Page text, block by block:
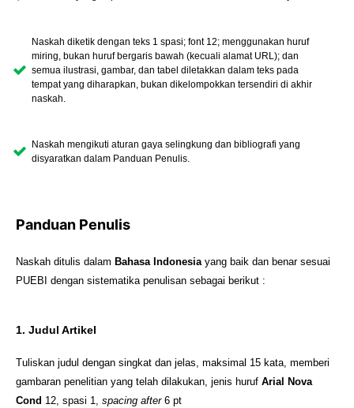
Naskah diketik dengan teks 1 spasi; font 12; menggunakan huruf
miring, bukan huruf bergaris bawah (kecuali alamat URL); dan
semua ilustrasi, gambar, dan tabel diletakkan dalam teks pada
tempat yang diharapkan, bukan dikelompokkan tersendiri di akhir
naskah.
Naskah mengikuti aturan gaya selingkung dan bibliografi yang
disyaratkan dalam Panduan Penulis.
Panduan Penulis
Naskah ditulis dalam Bahasa Indonesiayang baik dan benar sesuai
PUEBI dengan sistematika penulisan sebagai berikut :
1. Judul Artikel
Tuliskan judul dengan singkat dan jelas, maksimal 15 kata, memberi
gambaran penelitian yang telah dilakukan, jenis huruf Arial Nova
Cond 12, spasi 1, spacing after6 pt